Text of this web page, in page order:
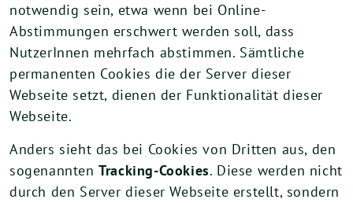
notwendig sein, etwa wenn bei Online-
Abstimmungen erschwert werden soll, dass
NutzerInnen mehrfach abstimmen. Sämtliche
permanenten Cookies die der Server dieser
Webseite setzt, dienen der Funktionalität dieser
Webseite.
Anders sieht das bei Cookies von Dritten aus, den
sogenanntenTracking-Cookies. Diese werden nicht
durch den Server dieser Webseite erstellt, sondern